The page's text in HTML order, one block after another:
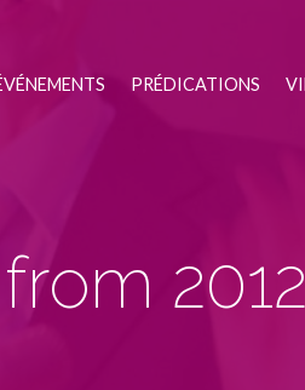
PRÉDICATIONS
2012